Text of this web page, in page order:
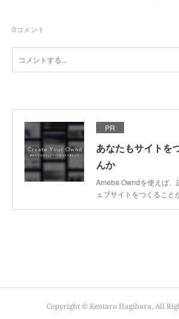
0コメント
PR
あなたもサイトを
んか
Ameba Owndを使えば、
ェブサイトをつくること
Copyright © Kentaro Hagihara, All